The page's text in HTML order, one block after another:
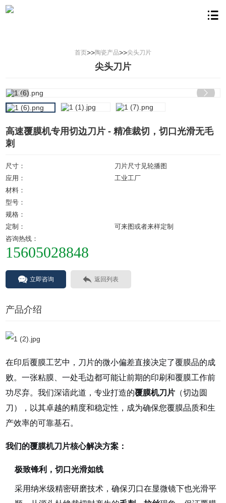
首页>>陶瓷产品>>尖头刀片
尖头刀片
高速覆膜机专用切边刀片 - 精准裁切，切口光滑无毛
刺
尺寸：
刀片尺寸见轮播图
应用：
工业工厂
材料：
型号：
规格：
定制：
可来图或者来样定制
咨询热线：
15605028848
立即咨询 返回列表
产品介绍
在印后覆膜工艺中，刀片的微小偏差直接决定了覆膜品的成
败。一张粘膜、一处毛边都可能让前期的印刷和覆膜工作前
功尽弃。我们深谙此道，专业打造的覆膜机刀片 （切边圆
刀），以其卓越的精度和稳定性，成为确保您覆膜品质和生
产效率的可靠基石。
我们的覆膜机刀片核心解决方案：
极致锋利，切口光滑如线
采用纳米级精密研磨技术，确保刃口在显微镜下也光滑平